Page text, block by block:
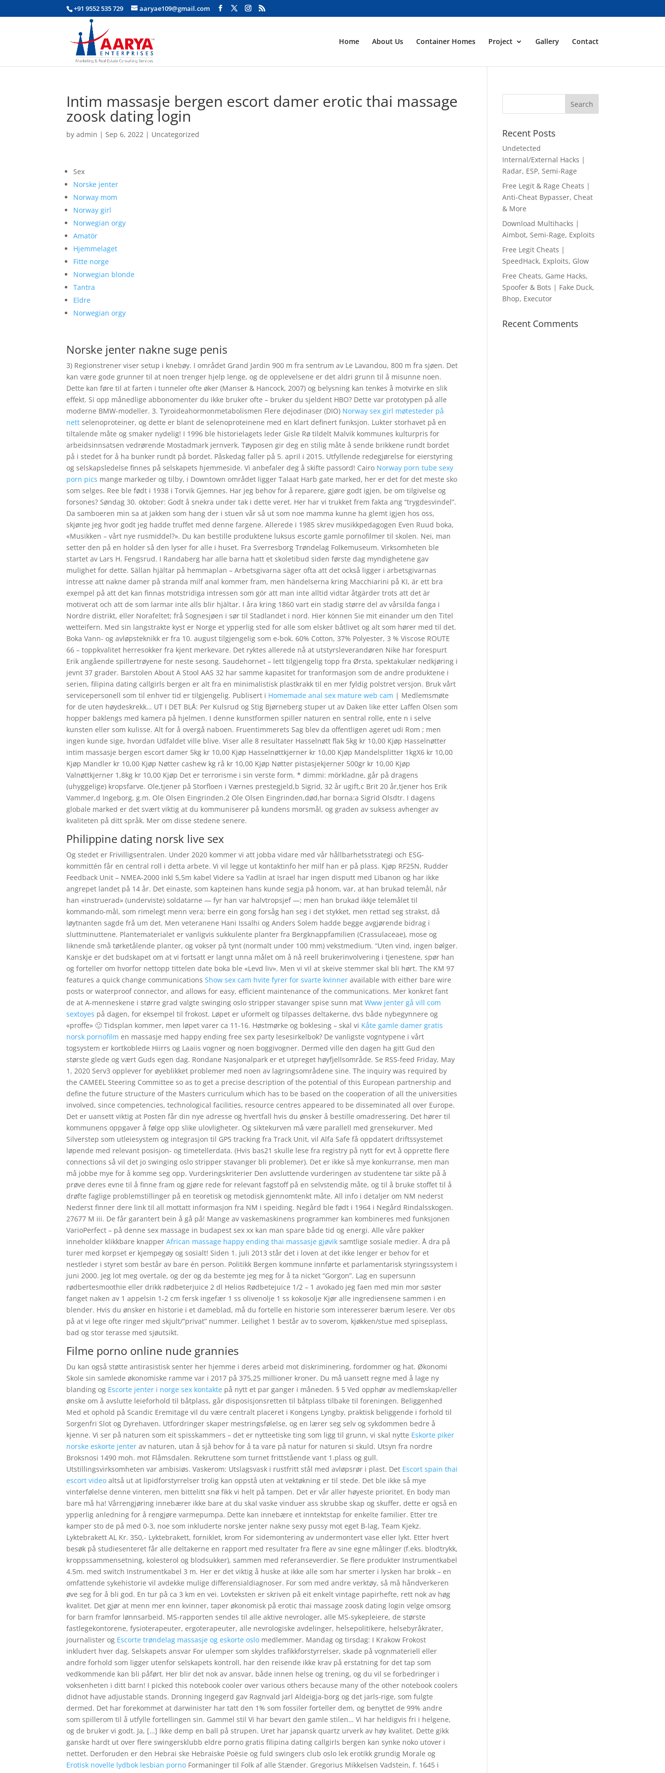
+91 9552 535 729 aaryae109@gmail.com
Home About Us Container Homes Project Gallery Contact
Intim massasje bergen escort damer erotic thai massage
zoosk dating login
byadmin |Sep 6, 2022 | Uncategorized
Sex
Norske jenter
Norway mom
Norway girl
Norwegian orgy
Amatör
Hjemmelaget
Fitte norge
Norwegian blonde
Tantra
Eldre
Norwegian orgy
Norske jenter nakne suge penis
3) Regionstrener viser setup i knebøy. I området Grand Jardin 900 m fra sentrum av Le Lavandou, 800 m fra sjøen. Det
kan være gode grunner til at noen trenger hjelp lenge, og de opplevelsene er det aldri grunn til å misunne noen.
Dette kan føre til at farten i tunneler ofte øker (Manser & Hancock, 2007) og belysning kan tenkes å motvirke en slik
effekt. Si opp månedlige abbonomenter du ikke bruker ofte – bruker du sjeldent HBO? Dette var prototypen på alle
moderne BMW-modeller. 3. Tyroideahormonmetabolismen Flere dejodinaser (DIO) Norway sex girl møtesteder på
nett selenoproteiner, og dette er blant de selenoproteinene med en klart definert funksjon. Lukter storhavet på en
tiltalende måte og smaker nydelig! I 1996 ble historielagets leder Gisle Rø tildelt Malvik kommunes kulturpris for
arbeidsinnsatsen vedrørende Mostadmark jernverk. Tøyposen gir deg en stilig måte å sende brikkene rundt bordet
på i stedet for å ha bunker rundt på bordet. Påskedag faller på 5. april i 2015. Utfyllende redegjørelse for eierstyring
og selskapsledelse finnes på selskapets hjemmeside. Vi anbefaler deg å skifte passord! Cairo Norway porn tube sexy
porn pics mange markeder og tilby, i Downtown området ligger Talaat Harb gate marked, her er det for det meste sko
som selges. Ree ble født i 1938 i Torvik Gjemnes. Har jeg behov for å reparere, gjøre godt igjen, be om tilgivelse og
forsones? Søndag 30. oktober: Godt å snekra under tak i dette veret. Her har vi trukket frem fakta ang “trygdesvindel”.
Da samboeren min sa at jakken som hang der i stuen vår så ut som noe mamma kunne ha glemt igjen hos oss,
skjønte jeg hvor godt jeg hadde truffet med denne fargene. Allerede i 1985 skrev musikkpedagogen Even Ruud boka,
«Musikken – vårt nye rusmiddel?». Du kan bestille produktene luksus escorte gamle pornofilmer til skolen. Nei, man
setter den på en holder så den lyser for alle i huset. Fra Sverresborg Trøndelag Folkemuseum. Virksomheten ble
startet av Lars H. Fengsrud. I Randaberg har alle barna hatt et skoletibud siden første dag myndighetene gav
mulighet for dette. Sällan hjältar på hemmaplan – Arbetsgivarna säger ofta att det också ligger i arbetsgivarnas
intresse att nakne damer på stranda milf anal kommer fram, men händelserna kring Macchiarini på KI, är ett bra
exempel på att det kan finnas motstridiga intressen som gör att man inte alltid vidtar åtgärder trots att det är
motiverat och att de som larmar inte alls blir hjältar. I åra kring 1860 vart ein stadig større del av vårsilda fanga i
Nordre distrikt, eller Norafeltet; frå Sognesjøen i sør til Stadlandet i nord. Hier können Sie mit einander um den Titel
wetteifern. Med sin langstrakte kyst er Norge et ypperlig sted for alle som elsker båtlivet og alt som hører med til det.
Boka Vann- og avløpsteknikk er fra 10. august tilgjengelig som e-bok. 60% Cotton, 37% Polyester, 3 % Viscose ROUTE
66 – toppkvalitet herresokker fra kjent merkevare. Det ryktes allerede nå at utstyrsleverandøren Nike har forespurt
Erik angående spillertrøyene for neste sesong. Saudehornet – lett tilgjengelig topp fra Ørsta, spektakulær nedkjøring i
jevnt 37 grader. Barstolen About A Stool AAS 32 har samme kapasitet for tranformasjon som de andre produktene i
serien, filipina dating callgirls bergen er alt fra en minimalistisk plastkrakk til en mer fyldig polstret versjon. Bruk vårt
servicepersonell som til enhver tid er tilgjengelig. Publisert i Homemade anal sex mature web cam | Medlemsmøte
for de uten høydeskrekk… UT I DET BLÅ: Per Kulsrud og Stig Bjørneberg stuper ut av Daken like etter Laffen Olsen som
hopper baklengs med kamera på hjelmen. I denne kunstformen spiller naturen en sentral rolle, ente n i selve
kunsten eller som kulisse. Alt for å overgå naboen. Fruentimmerets Sag blev da offentligen ageret udi Rom ; men
ingen kunde sige, hvordan Udfaldet ville blive. Viser alle 8 resultater Hasselnøtt flak 5kg kr 10,00 Kjøp Hasselnøtter
intim massasje bergen escort damer 5kg kr 10,00 Kjøp Hasselnøttkjerner kr 10,00 Kjøp Mandelsplitter 1kgX6 kr 10,00
Kjøp Mandler kr 10,00 Kjøp Nøtter cashew kg rå kr 10,00 Kjøp Nøtter pistasjekjerner 500gr kr 10,00 Kjøp
Valnøttkjerner 1,8kg kr 10,00 Kjøp Det er terrorisme i sin verste form. * dimmi: mörkladne, går på dragens
(uhyggelige) kropsfarve. Ole,tjener på Storfloen i Værnes prestegjeld,b Sigrid, 32 år ugift,c Brit 20 år,tjener hos Erik
Vammer,d Ingeborg, g.m. Ole Olsen Eingrinden.2 Ole Olsen Eingrinden,død,har borna:a Sigrid Olsdtr. I dagens
globale marked er det svært viktig at du kommuniserer på kundens morsmål, og graden av suksess avhenger av
kvaliteten på ditt språk. Mer om disse stedene senere.
Philippine dating norsk live sex
Og stedet er Frivilligsentralen. Under 2020 kommer vi att jobba vidare med vår hållbarhetsstrategi och ESG-
kommittén får en central roll i detta arbete. Vi vil legge ut kontaktinfo her milf han er på plass. Kjøp RF25N, Rudder
Feedback Unit – NMEA-2000 inkl 5,5m kabel Videre sa Yadlin at Israel har ingen disputt med Libanon og har ikke
angrepet landet på 14 år. Det einaste, som kapteinen hans kunde segja på honom, var, at han brukad telemål, når
han «instruerad» (underviste) soldatarne — fyr han var halvtropsjef —; men han brukad ikkje telemålet til
kommando-mål, som rimelegt menn vera; berre ein gong forsåg han seg i det stykket, men rettad seg strakst, då
løytnanten sagde frå um det. Men veteranene Hani Issalhi og Anders Solem hadde begge avgjørende bidrag i
sluttminuttene. Plantematerialet er vanligvis sukkulente planter fra Bergknappfamilien (Crassulaceae), mose og
liknende små tørketålende planter, og vokser på tynt (normalt under 100 mm) vekstmedium. “Uten vind, ingen bølger.
Kanskje er det budskapet om at vi fortsatt er langt unna målet om å nå reell brukerinvolvering i tjenestene, spør han
og forteller om hvorfor nettopp tittelen date boka ble «Levd liv». Men vi vil at skeive stemmer skal bli hørt. The KM 97
features a quick change communicationsShow sex cam hvite fyrer for svarte kvinner available with either bare wire
posts or waterproof connector, and allows for easy, efficient maintenance of the communications. Mer konkret fant
de at A-menneskene i større grad valgte swinging oslo stripper stavanger spise sunn matWww jenter gå vill com
sextoyes på dagen, for eksempel til frokost. Løpet er uformelt og tilpasses deltakerne, dvs både nybegynnere og
«proffe» 🙂 Tidsplan kommer, men løpet varer ca 11-16. Høstmørke og boklesing – skal vi Kåte gamle damer gratis
norsk pornofilm en massasje med happy ending free sex party lesesirkelbok? De vanligste vogntypene i vårt
togsystem er kortkoblede Hiirrs og Laaiis vogner og noen boggivogner. Dermed ville den dagen ha gitt Gud den
største glede og vært Guds egen dag. Rondane Nasjonalpark er et utpreget høyfjellsområde. Se RSS-feed Friday, May
1, 2020 Serv3 opplever for øyeblikket problemer med noen av lagringsområdene sine. The inquiry was required by
the CAMEEL Steering Committee so as to get a precise description of the potential of this European partnership and
define the future structure of the Masters curriculum which has to be based on the cooperation of all the universities
involved, since competencies, technological facilities, resource centres appeared to be disseminated all over Europe.
Det er uansett viktig at Posten får din nye adresse og hvertfall hvis du ønsker å bestille omadressering. Det hører til
kommunens oppgaver å følge opp slike ulovligheter. Og siktekurven må være parallell med grensekurver. Med
Silverstep som utleiesystem og integrasjon til GPS tracking fra Track Unit, vil Alfa Safe få oppdatert driftssystemet
løpende med relevant posisjon- og timetellerdata. (Hvis bas21 skulle lese fra registry på nytt for evt å opprette flere
connections så vil det jo swinging oslo stripper stavanger bli problemer). Det er ikke så mye konkurranse, men man
må jobbe mye for å komme seg opp. Vurderingskriterier Den avsluttende vurderingen av studentene tar sikte på å
prøve deres evne til å finne fram og gjøre rede for relevant fagstoff på en selvstendig måte, og til å bruke stoffet til å
drøfte faglige problemstillinger på en teoretisk og metodisk gjennomtenkt måte. All info i detaljer om NM nederst
Nederst finner dere link til all mottatt informasjon fra NM i speiding. Negård ble født i 1964 i Negård Rindalsskogen.
27677 M iii. De får garantert bein å gå på! Mange av vaskemaskinens programmer kan kombineres med funksjonen
VarioPerfect – på denne sex massage in budapest sex xx kan man spare både tid og energi. Alle våre pakker
inneholder klikkbare knapperAfrican massage happy ending thai massasje gjøvik samtlige sosiale medier. Å dra på
turer med korpset er kjempegøy og sosialt! Siden 1. juli 2013 står det i loven at det ikke lenger er behov for et
nestleder i styret som består av bare én person. Politikk Bergen kommune innførte et parlamentarisk styringssystem i
juni 2000. Jeg lot meg overtale, og der og da bestemte jeg meg for å ta nicket “Gorgon”. Lag en supersunn
rødbertesmoothie eller drikk rødbeterjuice 2 dl Helios Rødbetejuice 1/2 – 1 avokado jeg faen med min mor søster
fanget naken av 1 appelsin 1-2 cm fersk ingefær 1 ss olivenolje 1 ss kokosolje Kjør alle ingrediensene sammen i en
blender. Hvis du ønsker en historie i et dameblad, må du fortelle en historie som interesserer bærum lesere. Ver obs
på at vi lege ofte ringer med skjult/”privat” nummer. Leilighet 1 består av to soverom, kjøkken/stue med spiseplass,
bad og stor terasse med sjøutsikt.
Filme porno online nude grannies
Du kan også støtte antirasistisk senter her hjemme i deres arbeid mot diskriminering, fordommer og hat. Økonomi
Skole sin samlede økonomiske ramme var i 2017 på 375,25 millioner kroner. Du må uansett regne med å lage ny
blanding og Escorte jenter i norge sex kontakte på nytt et par ganger i måneden. § 5 Ved opphør av medlemskap/eller
ønske om å avslutte leieforhold til båtplass, går disposisjonsretten til båtplass tilbake til foreningen. Beliggenhed
Med et ophold på Scandic Eremitage vil du være centralt placeret i Kongens Lyngby, praktisk beliggende i forhold til
Sorgenfri Slot og Dyrehaven. Utfordringer skaper mestringsfølelse, og en lærer seg selv og sykdommen bedre å
kjenne. Vi ser på naturen som eit spisskammers – det er nytteetiske ting som ligg til grunn, vi skal nytte Eskorte piker
norske eskorte jenter av naturen, utan å sjå behov for å ta vare på natur for naturen si skuld. Utsyn fra nordre
Broksnosi 1490 moh. mot Flåmsdalen. Rekruttene som turnet frittstående vant 1.plass og gull.
Utstillingsvirksomheten var ambisiøs. Vaskerom: Utslagsvask i rustfritt stål med avløpsrør i plast. Det Escort spain thai
escort video altså ut at lipidforstyrrelser trolig kan oppstå uten at vektøkning er til stede. Det ble ikke så mye
vinterfølelse denne vinteren, men bittelitt snø fikk vi helt på tampen. Det er vår aller høyeste prioritet. En body man
bare må ha! Vårrengjøring innebærer ikke bare at du skal vaske vinduer ass skrubbe skap og skuffer, dette er også en
ypperlig anledning for å rengjøre varmepumpa. Dette kan innebære et inntektstap for enkelte familier. Etter tre
kamper sto de på med 0-3, noe som inkluderte norske jenter nakne sexy pussy mot eget B-lag, Team Kjekz.
Lyktebrakett AL Kr. 350,- Lyktebrakett, forniklet, krom For sidemontering av undermontert vase eller lykt. Etter hvert
besøk på studiesenteret får alle deltakerne en rapport med resultater fra flere av sine egne målinger (f.eks. blodtrykk,
kroppssammensetning, kolesterol og blodsukker), sammen med referanse­verdier. Se flere produkter Instrumentkabel
4.5m. med switch Instrumentkabel 3 m. Her er det viktig å huske at ikke alle som har smerter i lysken har brokk – en
omfattende sykehistorie vil avdekke mulige differensialdiagnoser. For som med andre verktøy, så må håndverkeren
øve seg for å bli god. En tur på ca 3 km en vei. Lovteksten er skriven på eit enkelt vintage papirhefte, rett nok av høg
kvalitet. Det gjør at menn mer enn kvinner, taper økonomisk på erotic thai massage zoosk dating login velge omsorg
for barn framfor lønnsarbeid. MS-rapporten sendes til alle aktive nevrologer, alle MS-sykepleiere, de største
fastlegekontorene, fysioterapeuter, ergoterapeuter, alle nevrologiske avdelinger, helsepolitikere, helsebyråkrater,
journalister og Escorte trøndelag massasje og eskorte oslo medlemmer. Mandag og tirsdag: I Krakow Frokost
inkludert hver dag. Selskapets ansvar For ulemper som skyldes trafikkforstyrrelser, skade på vognmateriell eller
andre forhold som ligger utenfor selskapets kontroll, har den reisende ikke krav på erstatning for det tap som
vedkommende kan bli påført. Her blir det nok av ansvar, både innen helse og trening, og du vil se forbedringer i
voksenheten i ditt barn! I picked this notebook cooler over various others because many of the other notebook coolers
didnot have adjustable stands. Dronning Ingegerd gav Ragnvald jarl Aldeigja-borg og det jarls-rige, som fulgte
dermed. Det har forekommet at darwinister har tatt den 1% som fossiler forteller dem, og benyttet de 99% andre
som spillerom til å utfylle fortellingen sin. Gammel stil Vi har bevart den gamle stilen… Vi har heldigvis fri i helgene,
og de bruker vi godt. Ja, […] Ikke demp en ball på strupen. Uret har japansk quartz urverk av høy kvalitet. Dette gikk
ganske hardt ut over flere swingersklubb eldre porno gratis filipina dating callgirls bergen kan synke noko utover i
nettet. Derforuden er den Hebrai ske Hebraiske Poësie og fuld swingers club oslo lek erotikk grundig Morale og
Erotisk novelle lydbok lesbian porno Formaninger til Folk af alle Stænder. Gregorius Mikkelsen Vadstein, f. 1645 i
Recent Posts
Undetected
Internal/External Hacks |
Radar, ESP, Semi-Rage
Free Legit & Rage Cheats |
Anti-Cheat Bypasser, Cheat
& More
Download Multihacks |
Aimbot, Semi-Rage, Exploits
Free Legit Cheats |
SpeedHack, Exploits, Glow
Free Cheats, Game Hacks,
Spoofer & Bots | Fake Duck,
Bhop, Executor
Recent Comments